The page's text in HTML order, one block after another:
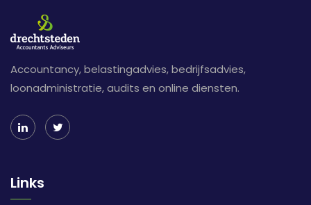
Accountancy, belastingadvies, bedrijfsadvies,
loonadministratie, audits en online diensten.
Links